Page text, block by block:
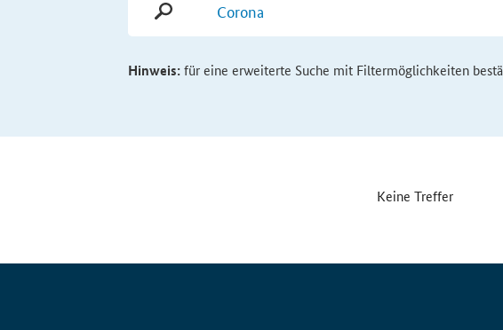
Hinweis:für eine erweiterte Suche mit Filtermöglichkeiten
Keine Treffer